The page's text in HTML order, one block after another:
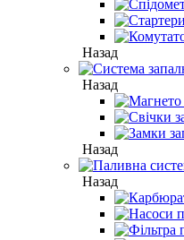
Назад
Назад
Назад
Назад